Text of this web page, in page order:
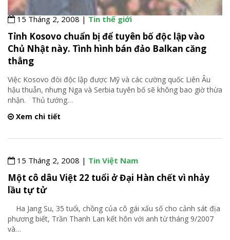
15 Tháng 2, 2008 |Tin thế giới
Tỉnh Kosovo chuẩn bị để tuyên bố độc lập vào
Chủ Nhật này. Tình hình bán đảo Balkan căng
thẳng
Việc Kosovo đòi độc lập được Mỹ và các cường quốc Liên Âu
hậu thuẫn, nhưng Nga và Serbia tuyên bố sẽ không bao giờ thừa
nhận. Thủ tướng…
Xem chi tiết
15 Tháng 2, 2008 | Tin Việt Nam
Một cô dâu Việt 22 tuổi ở Đại Hàn chết vì nhảy
lầu tự tử
Ha Jang Su, 35 tuổi, chồng của cô gái xấu số cho cảnh sát địa
phương biết, Trần Thanh Lan kết hôn với anh từ tháng 9/2007
và…